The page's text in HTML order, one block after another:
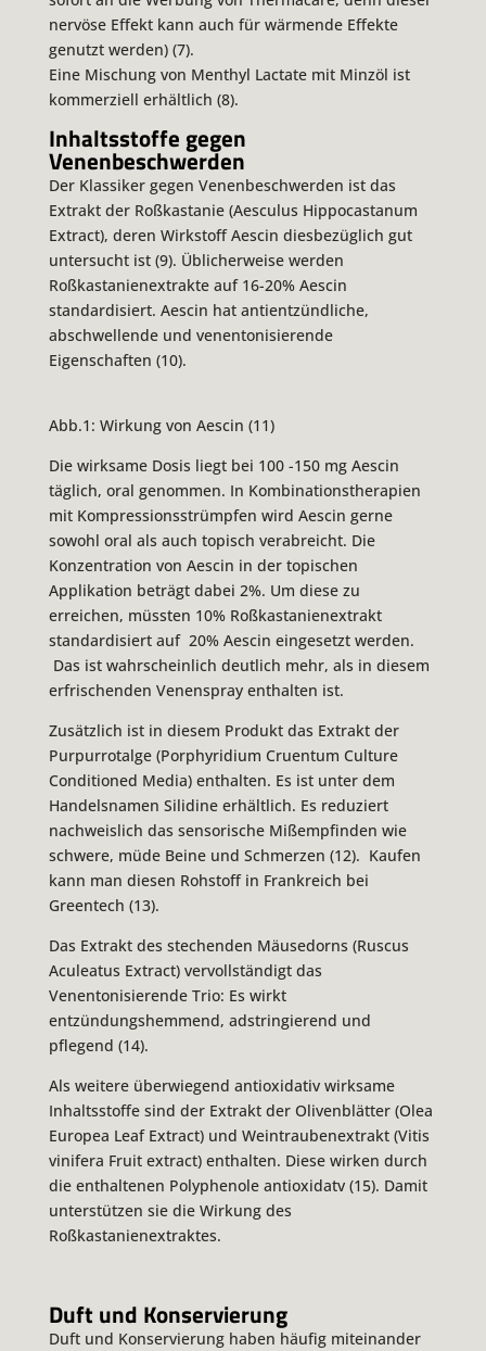
nervöse Effekt kann auch für wärmende Effekte
genutzt werden) (7).
Eine Mischung von Menthyl Lactate mit Minzöl ist
kommerziell erhältlich (8).
Inhaltsstoffe gegen
Venenbeschwerden
Der Klassiker gegen Venenbeschwerden ist das
Extrakt der Roßkastanie (Aesculus Hippocastanum
Extract), deren Wirkstoff Aescin diesbezüglich gut
untersucht ist (9). Üblicherweise werden
Roßkastanienextrakte auf 16-20% Aescin
standardisiert. Aescin hat antientzündliche,
abschwellende und venentonisierende
Eigenschaften (10).
Abb.1: Wirkung von Aescin (11)
Die wirksame Dosis liegt bei 100 -150 mg Aescin
täglich, oral genommen. In Kombinationstherapien
mit Kompressionsstrümpfen wird Aescin gerne
sowohl oral als auch topisch verabreicht. Die
Konzentration von Aescin in der topischen
Applikation beträgt dabei 2%. Um diese zu
erreichen, müssten 10% Roßkastanienextrakt
standardisiert auf 20% Aescin eingesetzt werden.
Das ist wahrscheinlich deutlich mehr, als in diesem
erfrischenden Venenspray enthalten ist.
Zusätzlich ist in diesem Produkt das Extrakt der
Purpurrotalge (Porphyridium Cruentum Culture
Conditioned Media) enthalten. Es ist unter dem
Handelsnamen Silidine erhältlich. Es reduziert
nachweislich das sensorische Mißempfinden wie
schwere, müde Beine und Schmerzen (12). Kaufen
kann man diesen Rohstoff in Frankreich bei
Greentech (13).
Das Extrakt des stechenden Mäusedorns (Ruscus
Aculeatus Extract) vervollständigt das
Venentonisierende Trio: Es wirkt
entzündungshemmend, adstringierend und
pflegend (14).
Als weitere überwiegend antioxidativ wirksame
Inhaltsstoffe sind der Extrakt der Olivenblätter (Olea
Europea Leaf Extract) und Weintraubenextrakt (Vitis
vinifera Fruit extract) enthalten. Diese wirken durch
die enthaltenen Polyphenole antioxidatv (15). Damit
unterstützen sie die Wirkung des
Roßkastanienextraktes.
Duft und Konservierung
Duft und Konservierung haben häufig miteinander